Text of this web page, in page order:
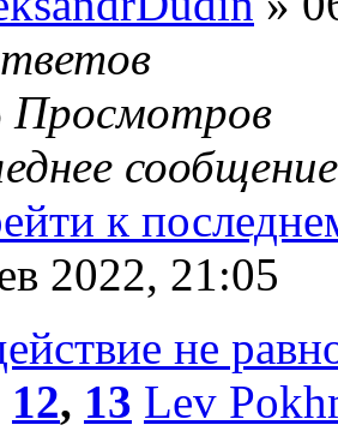
Просмотров
2022, 21:05
не
12, 13 Lev